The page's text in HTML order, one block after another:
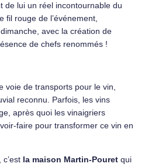
de lui un réel incontournable du
rouge de l’événement,
avec la création de
de chefs renommés !
voie de transports pour le vin,
reconnu. Parfois, les vins
après quoi les vinaigriers
faire pour transformer ce vin en
la maison Martin-Pouret qui